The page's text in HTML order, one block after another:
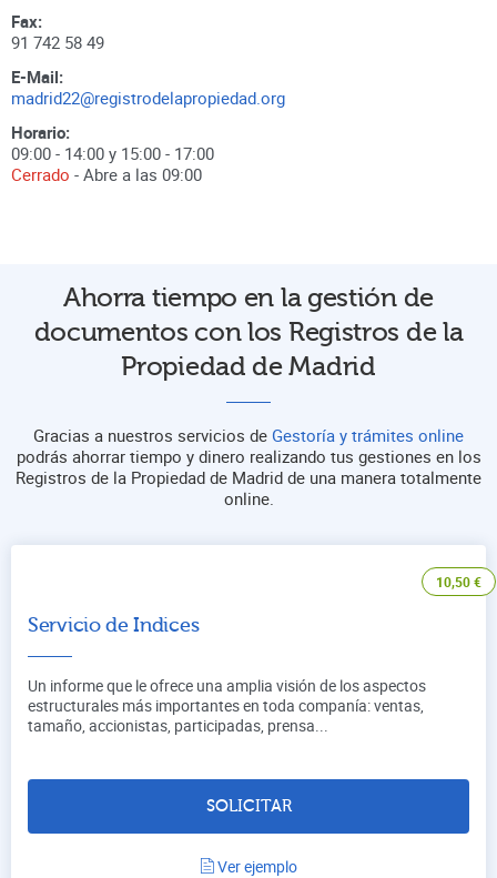
Fax:
91 742 58 49
E-Mail:
madrid22@registrodelapropiedad.org
Horario:
09:00 - 14:00 y 15:00 - 17:00
Cerrado - Abre a las 09:00
Ahorra tiempo en la gestión de
documentos con los Registros de la
Propiedad de Madrid
Gracias a nuestros servicios de Gestoría y trámites online
podrás ahorrar tiempo y dinero realizando tus gestiones en los
Registros de la Propiedad de Madrid de una manera totalmente
online.
10,50€
Servicio de Indices
Un informe que le ofrece una amplia visión de los aspectos
estructurales más importantes en toda companía: ventas,
tamaño, accionistas, participadas, prensa...
SOLICITAR
Ver ejemplo